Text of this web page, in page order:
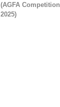
(AGFA Competition
2025)